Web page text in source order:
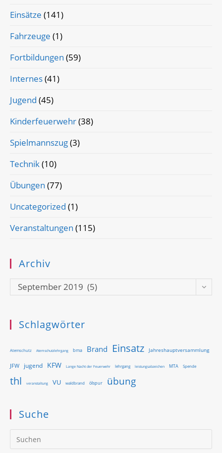
Einsätze (141)
Fahrzeuge (1)
Fortbildungen (59)
Internes(41)
Jugend (45)
Kinderfeuerwehr(38)
Spielmannszug(3)
Technik(10)
Übungen (77)
Uncategorized (1)
Veranstaltungen (115)
Archiv
Archiv
September 2019 (5)
Schlagwörter
Atemschutz Atemschutzlehrgang bma Brand Einsatz Jahreshauptversammlung
JFW jugend KFW Lange Nacht der Feuerwehr lehrgang leistungsabzeichen MTA Spende
thl veranstaltung VU waldbrand ölspur übung
Suche